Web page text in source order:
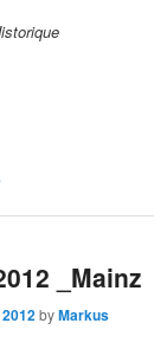
_Mainz
byMarkus